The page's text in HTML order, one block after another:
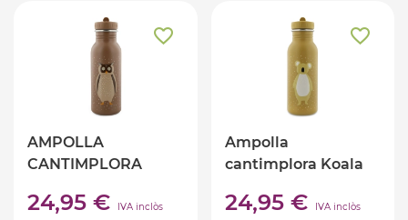
AMPOLLA
CANTIMPLORA
TRIXIE
24,95 € IVA inclòs
Ampolla
cantimplora Koala
24,95 € IVA inclòs